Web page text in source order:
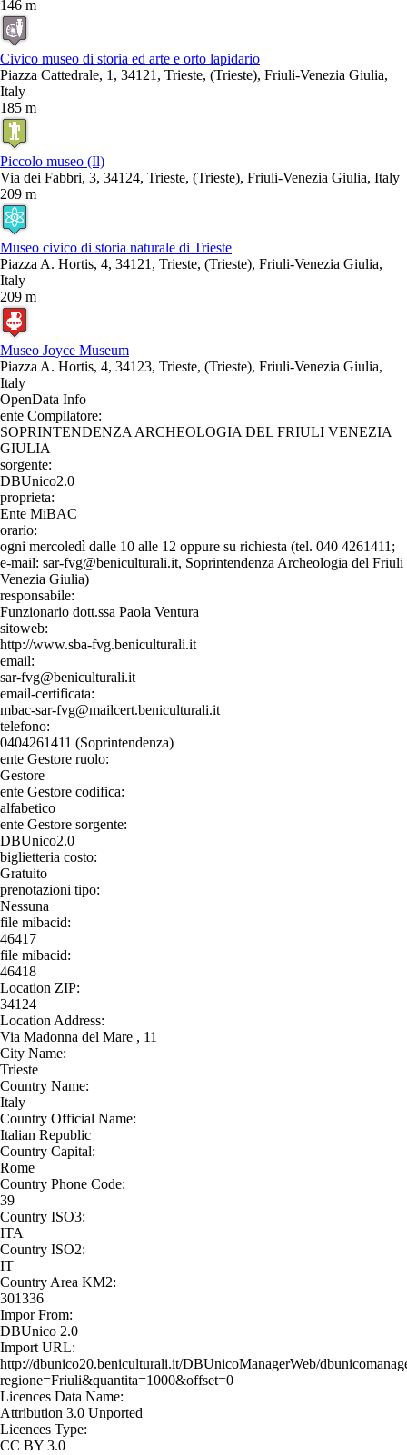
146 m
Civico museo di storia ed arte e orto lapidario
Piazza Cattedrale, 1, 34121, Trieste, (Trieste), Friuli-Venezia Giulia,
Italy
185 m
Piccolo museo (Il)
Via dei Fabbri, 3, 34124, Trieste, (Trieste), Friuli-Venezia Giulia, Italy
209 m
Museo civico di storia naturale di Trieste
Piazza A. Hortis, 4, 34121, Trieste, (Trieste), Friuli-Venezia Giulia,
Italy
209 m
Museo Joyce Museum
Piazza A. Hortis, 4, 34123, Trieste, (Trieste), Friuli-Venezia Giulia,
Italy
OpenData Info
ente Compilatore:
SOPRINTENDENZA ARCHEOLOGIA DEL FRIULI VENEZIA
GIULIA
sorgente:
DBUnico2.0
proprieta:
Ente MiBAC
orario:
ogni mercoledì dalle 10 alle 12 oppure su richiesta (tel. 040 4261411;
e-mail: sar-fvg@beniculturali.it, Soprintendenza Archeologia del Friuli
Venezia Giulia)
responsabile:
Funzionario dott.ssa Paola Ventura
sitoweb:
http://www.sba-fvg.beniculturali.it
email:
sar-fvg@beniculturali.it
email-certificata:
mbac-sar-fvg@mailcert.beniculturali.it
telefono:
0404261411 (Soprintendenza)
ente Gestore ruolo:
Gestore
ente Gestore codifica:
alfabetico
ente Gestore sorgente:
DBUnico2.0
biglietteria costo:
Gratuito
prenotazioni tipo:
Nessuna
file mibacid:
46417
file mibacid:
46418
Location ZIP:
34124
Location Address:
Via Madonna del Mare , 11
City Name:
Trieste
Country Name:
Italy
Country Official Name:
Italian Republic
Country Capital:
Rome
Country Phone Code:
39
Country ISO3:
ITA
Country ISO2:
IT
Country Area KM2:
301336
Impor From:
DBUnico 2.0
Import URL:
http://dbunico20.beniculturali.it/DBUnicoManagerWeb/
regione=Friuli&quantita=1000&offset=0
Licences Data Name:
Attribution 3.0 Unported
Licences Type:
CC BY 3.0